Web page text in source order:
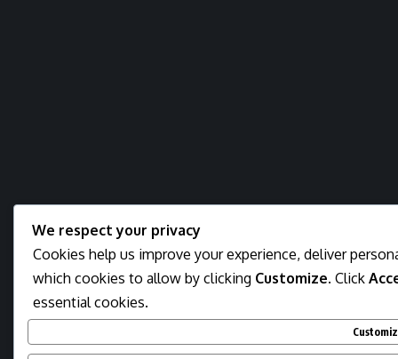
We respect your privacy
Cookies help us improve your experience, deliver
which cookies to allow by clicking Customize. Click
essential cookies.